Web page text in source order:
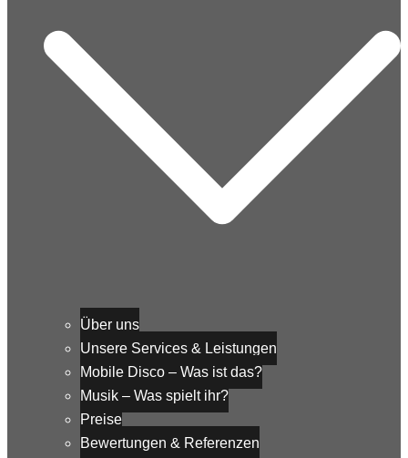
Über uns
Unsere Services & Leistungen
Mobile Disco – Was ist das?
Musik – Was spielt ihr?
Preise
Bewertungen & Referenzen